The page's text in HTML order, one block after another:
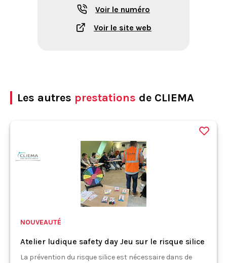
Voir le numéro
Voir le site web
Les autres prestations de CLIEMA
NOUVEAUTÉ
Atelier ludique safety day Jeu sur le risque silice
La prévention du risque silice est nécessaire dans de